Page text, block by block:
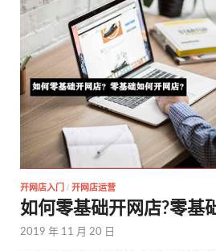
开网店入门 / 开网店运营
如何零基础开网店?零基
2019 年 11 月 20 日